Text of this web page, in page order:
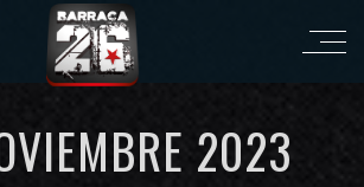
2023